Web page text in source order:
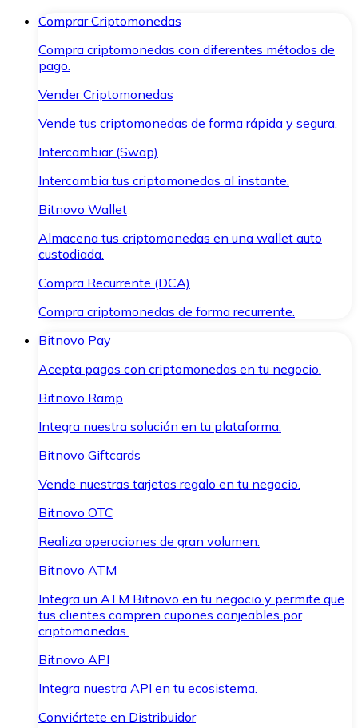
Comprar Criptomonedas
Compra criptomonedas con diferentes métodos de
pago.
Vender Criptomonedas
Vende tus criptomonedas de forma rápida y segura.
Intercambiar (Swap)
Intercambia tus criptomonedas al instante.
Bitnovo Wallet
Almacena tus criptomonedas en una wallet auto
custodiada.
Compra Recurrente (DCA)
Compra criptomonedas de forma recurrente.
Bitnovo Pay
Acepta pagos con criptomonedas en tu negocio.
Bitnovo Ramp
Integra nuestra solución en tu plataforma.
Bitnovo Giftcards
Vende nuestras tarjetas regalo en tu negocio.
Bitnovo OTC
Realiza operaciones de gran volumen.
Bitnovo ATM
Integra un ATM Bitnovo en tu negocio y permite que
tus clientes compren cupones canjeables por
criptomonedas.
Bitnovo API
Integra nuestra API en tu ecosistema.
Conviértete en Distribuidor